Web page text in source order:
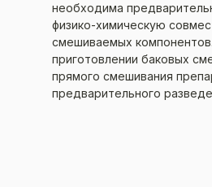
необходима
физико-химическую
смешиваемых
приготовлении баковых
прямого смешивания
предварительного